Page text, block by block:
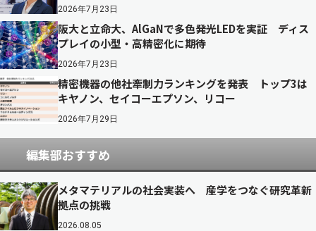
2026年7月23日
阪大と立命大、AlGaNで多色発光LEDを実証 ディス
プレイの小型・高精密化に期待
2026年7月23日
精密機器の他社牽制力ランキングを発表 トップ3は
キヤノン、セイコーエプソン、リコー
2026年7月29日
編集部おすすめ
メタマテリアルの社会実装へ 産学をつなぐ研究革新
拠点の挑戦
2026.08.05